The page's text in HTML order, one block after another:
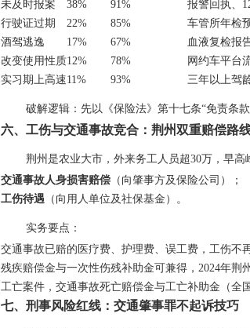
未及时报案
38% 91%
报警回执、
行驶证过期
22% 85%
车管所年检
酒驾逃逸
17% 67%
血液复检报
改变使用性质12% 78%
网约车平台
实习期上高速11% 93% 三年以上驾
破解逻辑：先以《保险法》第十七条“免责条
六、工伤与交通事故竞合：荆州双重赔偿路
荆州是农业大市，外来务工人员超30万，早高
交通事故人身损害赔偿 （向肇事方及保险公司）；
工伤待遇 （向用人单位及社保基金）。
实务要点：
交通事故已赔的医疗费、护理费、误工费，工伤不
残疾赔偿金与一次性伤残补助金可兼得，2024年荆
工亡案件，交通事故死亡赔偿金与工亡补助金（全
七、刑事风险红线：交通肇事罪不起诉技巧